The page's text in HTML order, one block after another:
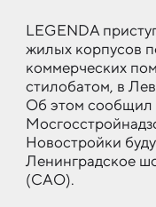
LEGENDA
жилых корпусов
коммерческих
стилобатом, в
Об этом сообщил
Новостройки
Ленинградское
(САО).